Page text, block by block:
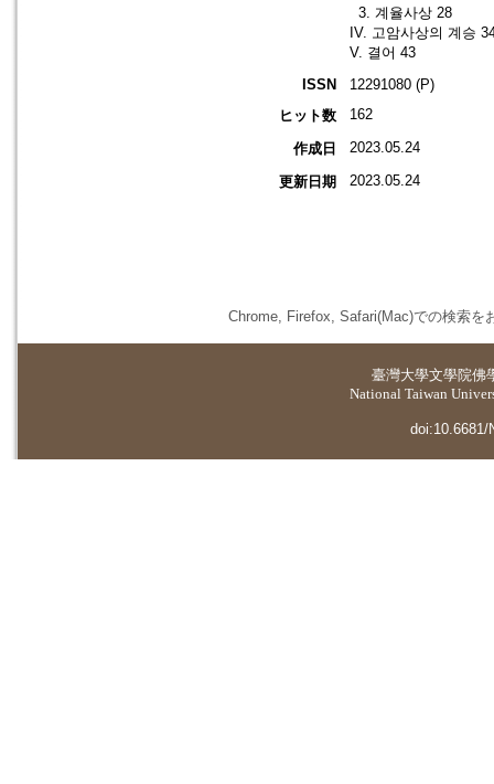
3. 계율사상 28
IV. 고암사상의 계승
V. 결어 43
ISSN
12291080 (P)
ヒット数
162
作成日 2023.05.24
更新日期 2023.05.24
Chrome, Firefox, Safari(Mac)での検索を
臺灣大學文學院佛
National Taiwan
doi:10.6681/